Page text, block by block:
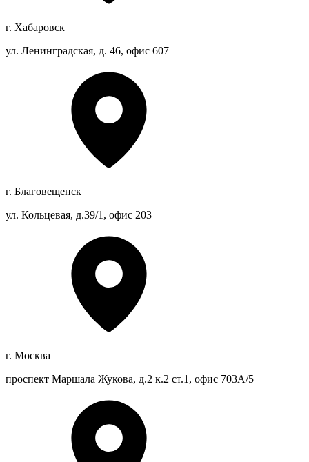
г. Хабаровск
ул. Ленинградская, д. 46, офис 607
г. Благовещенск
ул. Кольцевая, д.39/1, офис 203
г. Москва
проспект Маршала Жукова, д.2 к.2 ст.1, офис 703А/5